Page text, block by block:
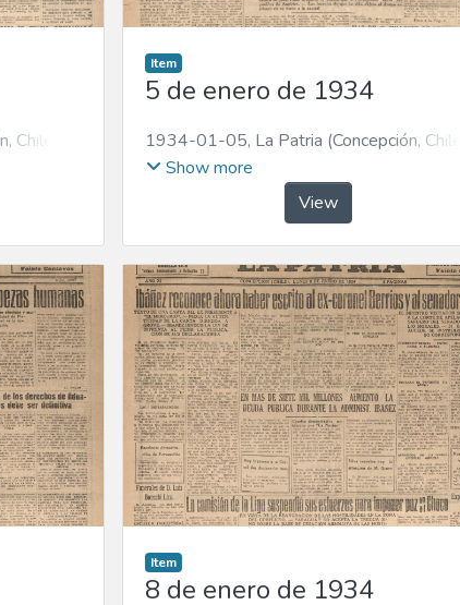
Chile :
Item
5 de enero de 1934
1934-01-05, La Patria (Concepción, Chile :
1923)
Show more
View
Item
8 de enero de 1934